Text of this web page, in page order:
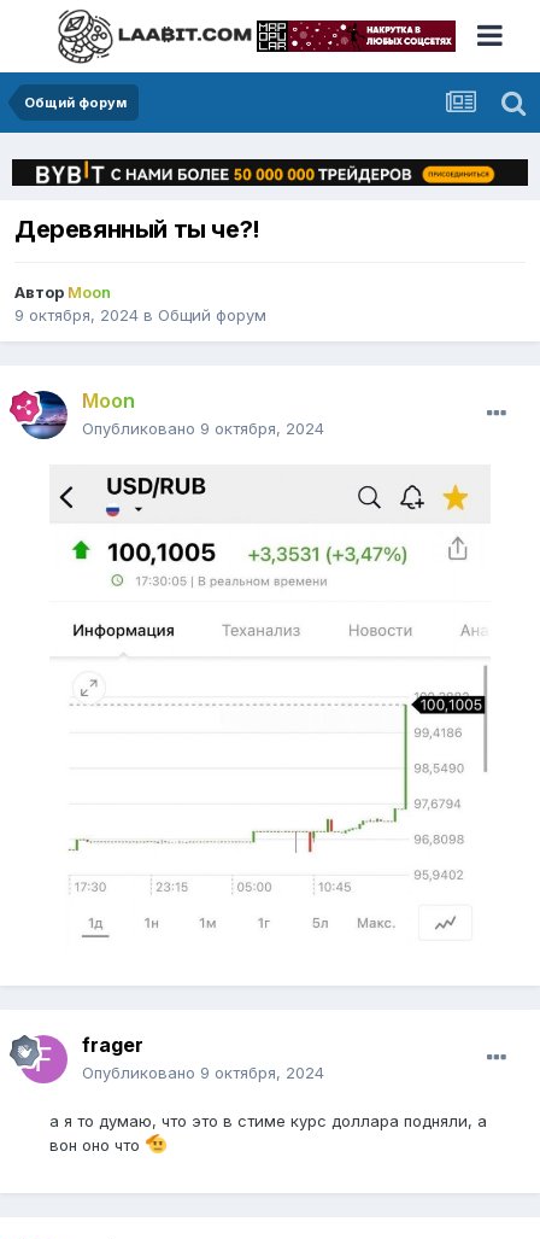
Общий форум
Деревянный ты че?!
Автор Moon
9 октября, 2024 в Общий форум
Moon
Опубликовано 9 октября, 2024
frager
Опубликовано 9 октября, 2024
а я то думаю, что это в стиме курс доллара подняли, а
вон оно что